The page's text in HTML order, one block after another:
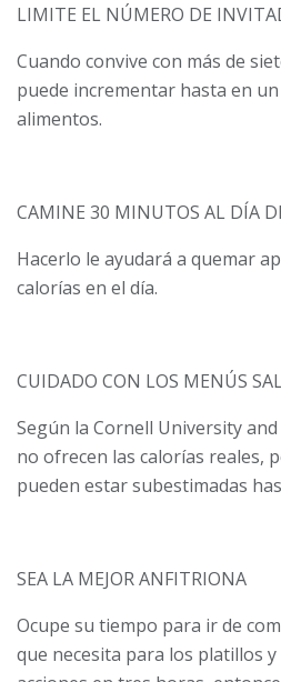
LIMITE EL NÚMERO DE
Cuando convive con más de
puede incremen­tar hasta en
alimentos.
CAMINE 30 MINUTOS AL DÍA
Hacerlo le ayudará a quemar
calorías en el día.
CUIDADO CON LOS MENÚS
Según la Cornell University
no ofrecen las calorías reales,
pueden estar subestimadas
SEA LA MEJOR ANFITRIONA
Ocupe su tiempo para ir de
que necesi­ta para los platillos y